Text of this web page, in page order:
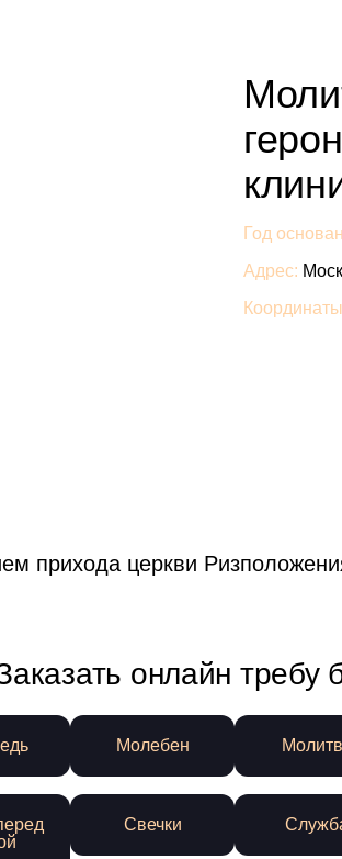
Год
Адрес:
прихода церкви
онлайн требу
Молебен
Свечки